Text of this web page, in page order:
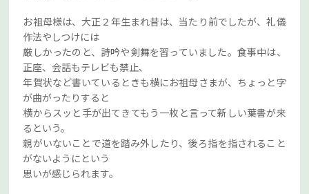
お祖母様は、大正２年生まれ昔は、当たり前でしたが、礼儀
作法やしつけには
厳しかったのと、詩吟や剣舞を習っていました。食事中は、
正座、会話もテレビも禁止、
年賀状など書いているときも横にお祖母さまが、ちょっと字
が曲がったりすると
横からスッと手が出てきてもう一枚と言って新しい葉書が来
るという。
親がいないことで道を踏み外したり、後ろ指を指されること
がないようにという
思いが感じられます。